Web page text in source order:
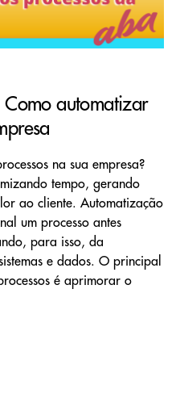
automatizar
na sua empresa?
tempo, gerando
ao cliente. Automatização
um processo antes
para isso, da
e dados. O principal
é aprimorar o